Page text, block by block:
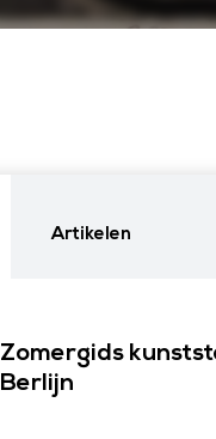
Artikelen
Zomergids
Berlijn